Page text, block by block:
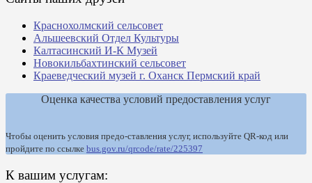
Краснохолмский сельсовет
Альшеевский Отдел Культуры
Калтасинский И-К Музей
Новокильбахтинский сельсовет
Краеведческий музей г. Оханск Пермский край
Оценка качества условий предоставления услуг
Чтобы оценить условия предо-ставления услуг, используйте QR-код или
пройдите по ссылке bus.gov.ru/qrcode/rate/225397
К вашим услугам: